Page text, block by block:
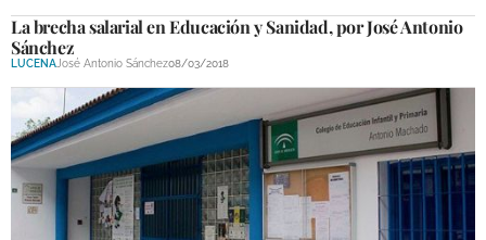
La brecha salarial en Educación y Sanidad, por José Antonio
Sánchez
LUCENA José Antonio Sánchez08/03/2018